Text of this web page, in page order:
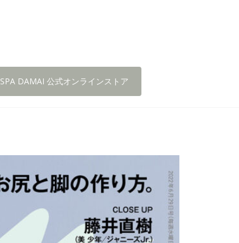
SPA DAMAI 公式オンラインストア